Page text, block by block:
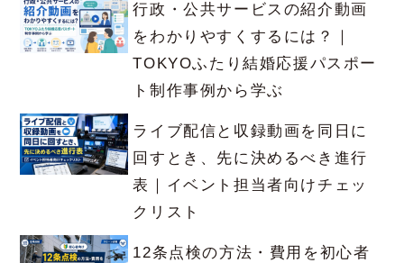
行政・公共サービスの紹介動画
をわかりやすくするには？｜
TOKYOふたり結婚応援パスポー
ト制作事例から学ぶ
ライブ配信と収録動画を同日に
回すとき、先に決めるべき進行
表｜イベント担当者向けチェッ
クリスト
12条点検の方法・費用を初心者